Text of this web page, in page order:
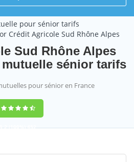
pour sénior tarifs
Crédit Agricole Sud Rhône Alpes
Sud Rhône Alpes
mutuelle sénior tarifs
pour sénior en France
9,2(100%)452